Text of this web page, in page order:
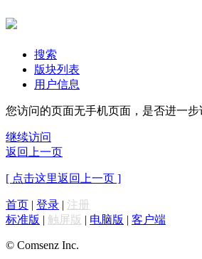
搜索
版块列表
用户信息
您访问的页面无手机页面，是否进一步
继续访问
返回上一页
[ 点击这里返回上一页 ]
首页 | 登录 | 注册
标准版 | 触屏版 | 电脑版 | 客户端
© Comsenz Inc.